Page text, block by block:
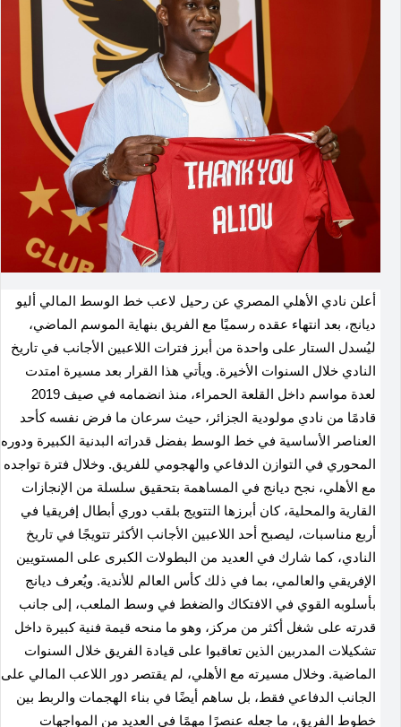
أعلن نادي الأهلي المصري عن رحيل لاعب خط الوسط المالي أليو
ديانج، بعد انتهاء عقده رسميًا مع الفريق بنهاية الموسم الماضي،
ليُسدل الستار على واحدة من أبرز فترات اللاعبين الأجانب في تاريخ
النادي خلال السنوات الأخيرة. ويأتي هذا القرار بعد مسيرة امتدت
لعدة مواسم داخل القلعة الحمراء، منذ انضمامه في صيف 2019
قادمًا من نادي مولودية الجزائر، حيث سرعان ما فرض نفسه كأحد
العناصر الأساسية في خط الوسط بفضل قدراته البدنية الكبيرة ودوره
المحوري في التوازن الدفاعي والهجومي للفريق. وخلال فترة تواجده
مع الأهلي، نجح ديانج في المساهمة بتحقيق سلسلة من الإنجازات
القارية والمحلية، كان أبرزها التتويج بلقب دوري أبطال إفريقيا في
أربع مناسبات، ليصبح أحد اللاعبين الأجانب الأكثر تتويجًا في تاريخ
النادي، كما شارك في العديد من البطولات الكبرى على المستويين
الإفريقي والعالمي، بما في ذلك كأس العالم للأندية. ويُعرف ديانج
بأسلوبه القوي في الافتكاك والضغط في وسط الملعب، إلى جانب
قدرته على شغل أكثر من مركز، وهو ما منحه قيمة فنية كبيرة داخل
تشكيلات المدربين الذين تعاقبوا على قيادة الفريق خلال السنوات
الماضية. وخلال مسيرته مع الأهلي، لم يقتصر دور اللاعب المالي على
الجانب الدفاعي فقط، بل ساهم أيضًا في بناء الهجمات والربط بين
خطوط الفريق، ما جعله عنصرًا مهمًا في العديد من المواجهات